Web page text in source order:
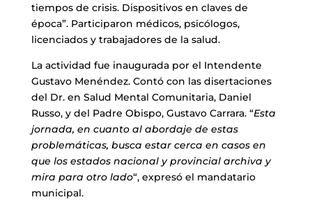
tiempos de crisis. Dispositivos en claves de
época”. Participaron médicos, psicólogos,
licenciados y trabajadores de la salud.
La actividad fue inaugurada por el Intendente
Gustavo Menéndez. Contó con las disertaciones
del Dr. en Salud Mental Comunitaria, Daniel
Russo, y del Padre Obispo, Gustavo Carrara. “Esta
jornada, en cuanto al abordaje de estas
problemáticas, busca estar cerca en casos en
que los estados nacional y provincial archiva y
mira para otro lado“, expresó el mandatario
municipal.